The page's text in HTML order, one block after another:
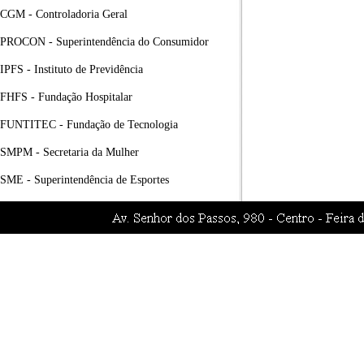
CGM - Controladoria Geral
PROCON - Superintendência do Consumidor
IPFS - Instituto de Previdência
FHFS - Fundação Hospitalar
FUNTITEC - Fundação de Tecnologia
SMPM - Secretaria da Mulher
SME - Superintendência de Esportes